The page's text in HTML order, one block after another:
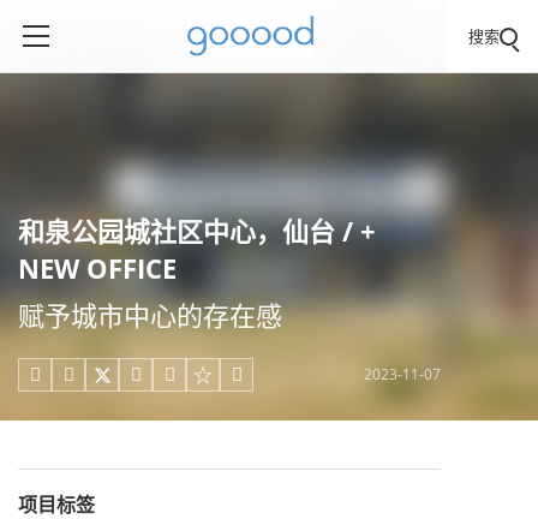
搜索
和泉公园城社区中心，仙台 / +
NEW OFFICE
赋予城市中心的存在感
     2023-11-07
项目标签